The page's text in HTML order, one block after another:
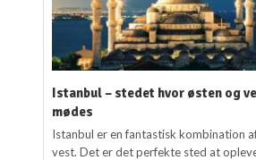
Istanbul – stedet hvor østen og
mødes
Istanbul er en fantastisk kombination
vest. Det er det perfekte sted at